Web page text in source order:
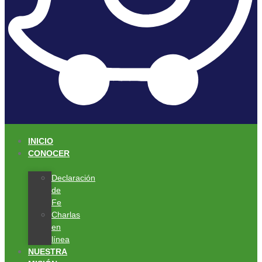
INICIO
CONOCER
Declaración
de
Fe
Charlas
en
línea
NUESTRA